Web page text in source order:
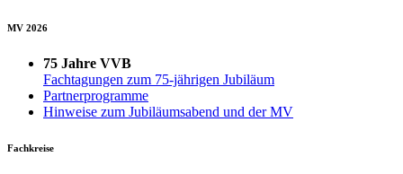
MV 2026
75 Jahre VVB
Fachtagungen zum 75-jährigen Jubiläum
Partnerprogramme
Hinweise zum Jubiläumsabend und der MV
Fachkreise